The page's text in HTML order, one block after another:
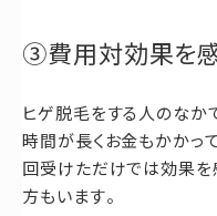
③費用対効果を
ヒゲ脱毛をする人のなか
時間が長くお金もかかっ
回受けただけでは効果を
方もいます。